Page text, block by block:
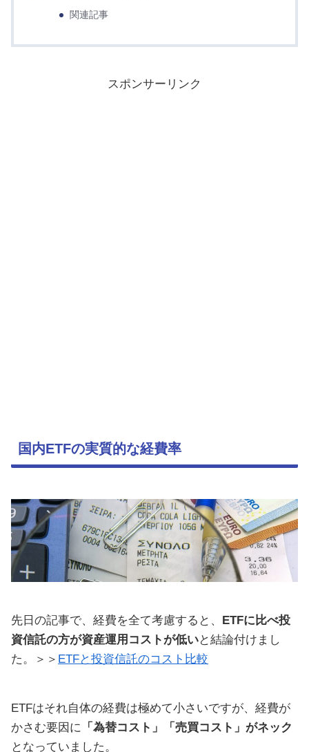
関連記事
スポンサーリンク
国内ETFの実質的な経費率
先日の記事で、経費を全て考慮すると、
ETFに比べ投
資信託の方が資産運用コストが低いと結論付けまし
た。＞＞ ETFと投資信託のコスト比較
ETFはそれ自体の経費は極めて小さいですが、経費が
かさむ要因に
「為替コスト」「売買コスト」がネック
となっていました。